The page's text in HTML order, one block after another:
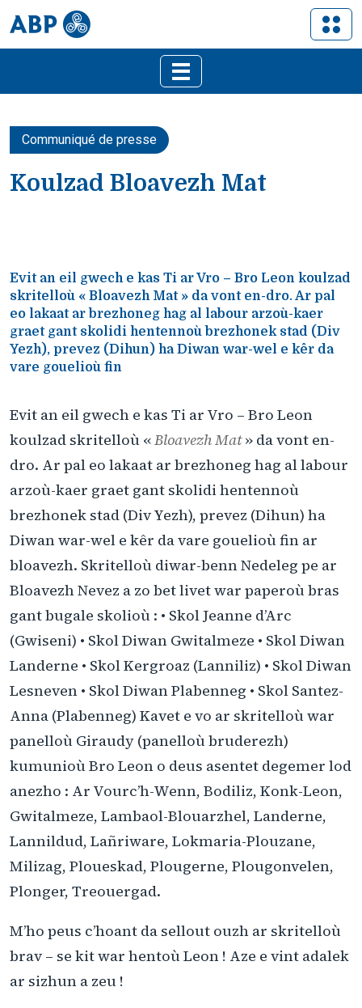
Communiqué de presse
Koulzad Bloavezh Mat
Evit an eil gwech e kas Ti ar Vro – Bro Leon koulzad
skritelloù « Bloavezh Mat » da vont en-dro. Ar pal
eo lakaat ar brezhoneg hag al labour arzoù-kaer
graet gant skolidi hentennoù brezhonek stad (Div
Yezh), prevez (Dihun) ha Diwan war-wel e kêr da
vare gouelioù fin
Evit an eil gwech e kas Ti ar Vro – Bro Leon
koulzad skritelloù «Bloavezh Mat» da vont en-
dro. Ar pal eo lakaat ar brezhoneg hag al labour
arzoù-kaer graet gant skolidi hentennoù
brezhonek stad (Div Yezh), prevez (Dihun) ha
Diwan war-wel e kêr da vare gouelioù fin ar
bloavezh. Skritelloù diwar-benn Nedeleg pe ar
Bloavezh Nevez a zo bet livet war paperoù bras
gant bugale skolioù : • Skol Jeanne d’Arc
(Gwiseni) • Skol Diwan Gwitalmeze • Skol Diwan
Landerne • Skol Kergroaz (Lanniliz) • Skol Diwan
Lesneven • Skol Diwan Plabenneg • Skol Santez-
Anna (Plabenneg) Kavet e vo ar skritelloù war
panelloù Giraudy (panelloù bruderezh)
kumunioù Bro Leon o deus asentet degemer lod
anezho : Ar Vourc’h-Wenn, Bodiliz, Konk-Leon,
Gwitalmeze, Lambaol-Blouarzhel, Landerne,
Lannildud, Lañriware, Lokmaria-Plouzane,
Milizag, Ploueskad, Plougerne, Plougonvelen,
Plonger, Treouergad.
M’ho peus c’hoant da sellout ouzh ar skritelloù
brav – se kit war hentoù Leon ! Aze e vint adalek
ar sizhun a zeu !